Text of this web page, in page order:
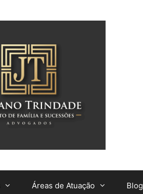
Áreas de Atuação Blog